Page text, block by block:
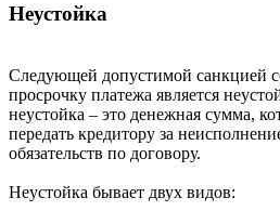
Неустойка
Следующей допустимой санкцией
просрочку платежа является
неустойка – это денежная сумма,
передать кредитору за
обязательств по договору.
Неустойка бывает двух видов: